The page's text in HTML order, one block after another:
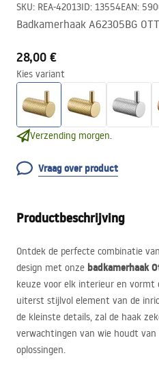
SKU: REA-42013ID: 13554EAN:
Badkamerhaak A62305BG
28,00 €
Kies variant
Verzending morgen.
Vraag over product
Productbeschrijving
Ontdek de perfecte combinatie
design met onze badkamerhaak
keuze voor elk interieur en
uiterst stijlvol element van de
de kleinste details, zal de haak
verwachtingen van wie houdt
oplossingen.